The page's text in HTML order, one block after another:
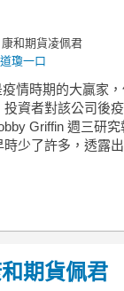
和期貨凌佩君
瓊一口
情時期的大贏家
資者對該公司後
Griffin 週三研
少了許多，透露
期貨佩君